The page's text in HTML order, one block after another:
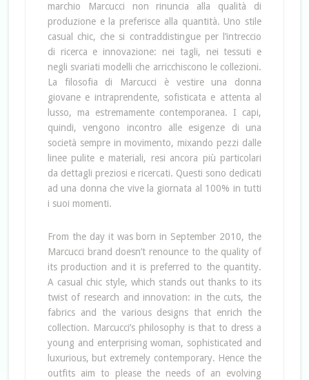
marchio Marcucci non rinuncia alla qualità di
produzione e la preferisce alla quantità. Uno stile
casual chic, che si contraddistingue per l’intreccio
di ricerca e innovazione: nei tagli, nei tessuti e
negli svariati modelli che arricchiscono le collezioni.
La filosofia di Marcucci è vestire una donna
giovane e intraprendente, sofisticata e attenta al
lusso, ma estremamente contemporanea. I capi,
quindi, vengono incontro alle esigenze di una
società sempre in movimento, mixando pezzi dalle
linee pulite e materiali, resi ancora più particolari
da dettagli preziosi e ricercati. Questi sono dedicati
ad una donna che vive la giornata al 100% in tutti
i suoi momenti.
From the day it was born in September 2010, the
Marcucci brand doesn’t renounce to the quality of
its production and it is preferred to the quantity.
A casual chic style, which stands out thanks to its
twist of research and innovation: in the cuts, the
fabrics and the various designs that enrich the
collection. Marcucci’s philosophy is that to dress a
young and enterprising woman, sophisticated and
luxurious, but extremely contemporary. Hence the
outfits aim to please the needs of an evolving